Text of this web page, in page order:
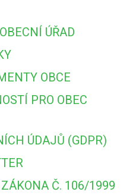
ÚŘAD
OBCE
PRO OBEC
ÚDAJŮ (GDPR)
Č. 106/1999